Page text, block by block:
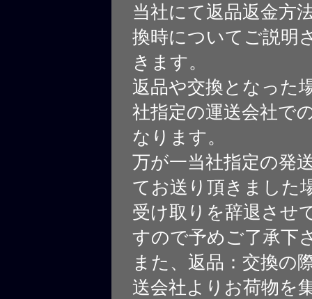
当社にて返品返金方
換時についてご説明
きます。
返品や交換となった
社指定の運送会社で
なります。
万が一当社指定の発
てお送り頂きました
受け取りを辞退させ
すので予めご了承下
また、返品：交換の
送会社よりお荷物を